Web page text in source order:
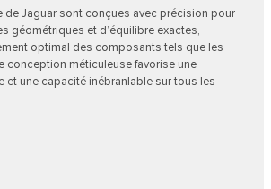
de Jaguar sont conçues avec précision pour
géométriques et d’équilibre exactes,
optimal des composants tels que les
conception méticuleuse favorise une
et une capacité inébranlable sur tous les